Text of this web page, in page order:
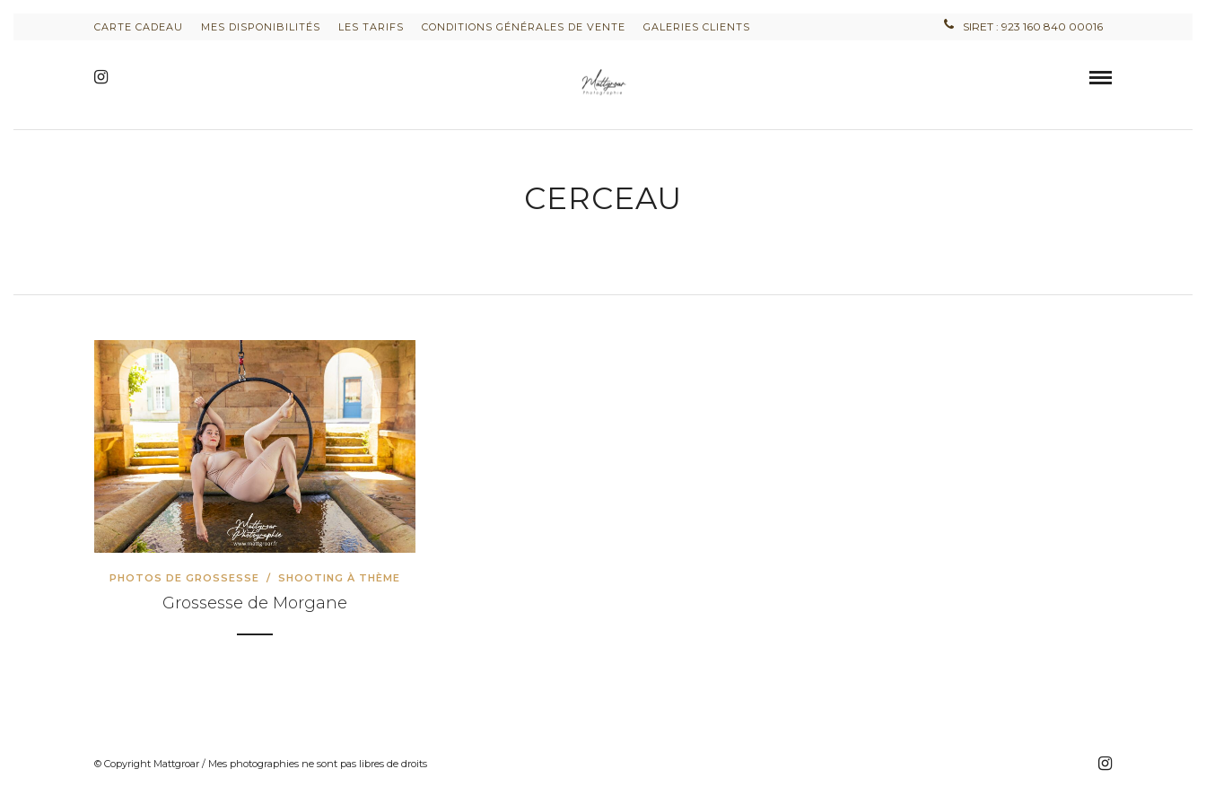
INFORMATIONS SUR LE PROJET « PLURI-ELLES » ESTIME DE SOI
INFORMATIONS SUR LES PHOTOS DE GROSSESSE
INFORMATIONS SUR LES PHOTOS D’ALLAITEMENT
INFORMATIONS SUR LES PHOTOS D’ACCOUCHEMENT
INFORMATIONS SUR LES PHOTOS NOUVEAU NE / ENFANT
INFORMATIONS SUR LES PHOTOS DE FAMILLE
CARTE CADEAU
SIRET : 923 160 840 00016
CARTE CADEAU MES DISPONIBILITÉS LES TARIFS CONDITIONS GÉNÉRALES DE VENTE GALERIES CLIENTS
CERCEAU
PHOTOS DE GROSSESSE / SHOOTING À THÈME
Grossesse de Morgane
© Copyright Mattgroar / Mes photographies ne sont pas libres de droits